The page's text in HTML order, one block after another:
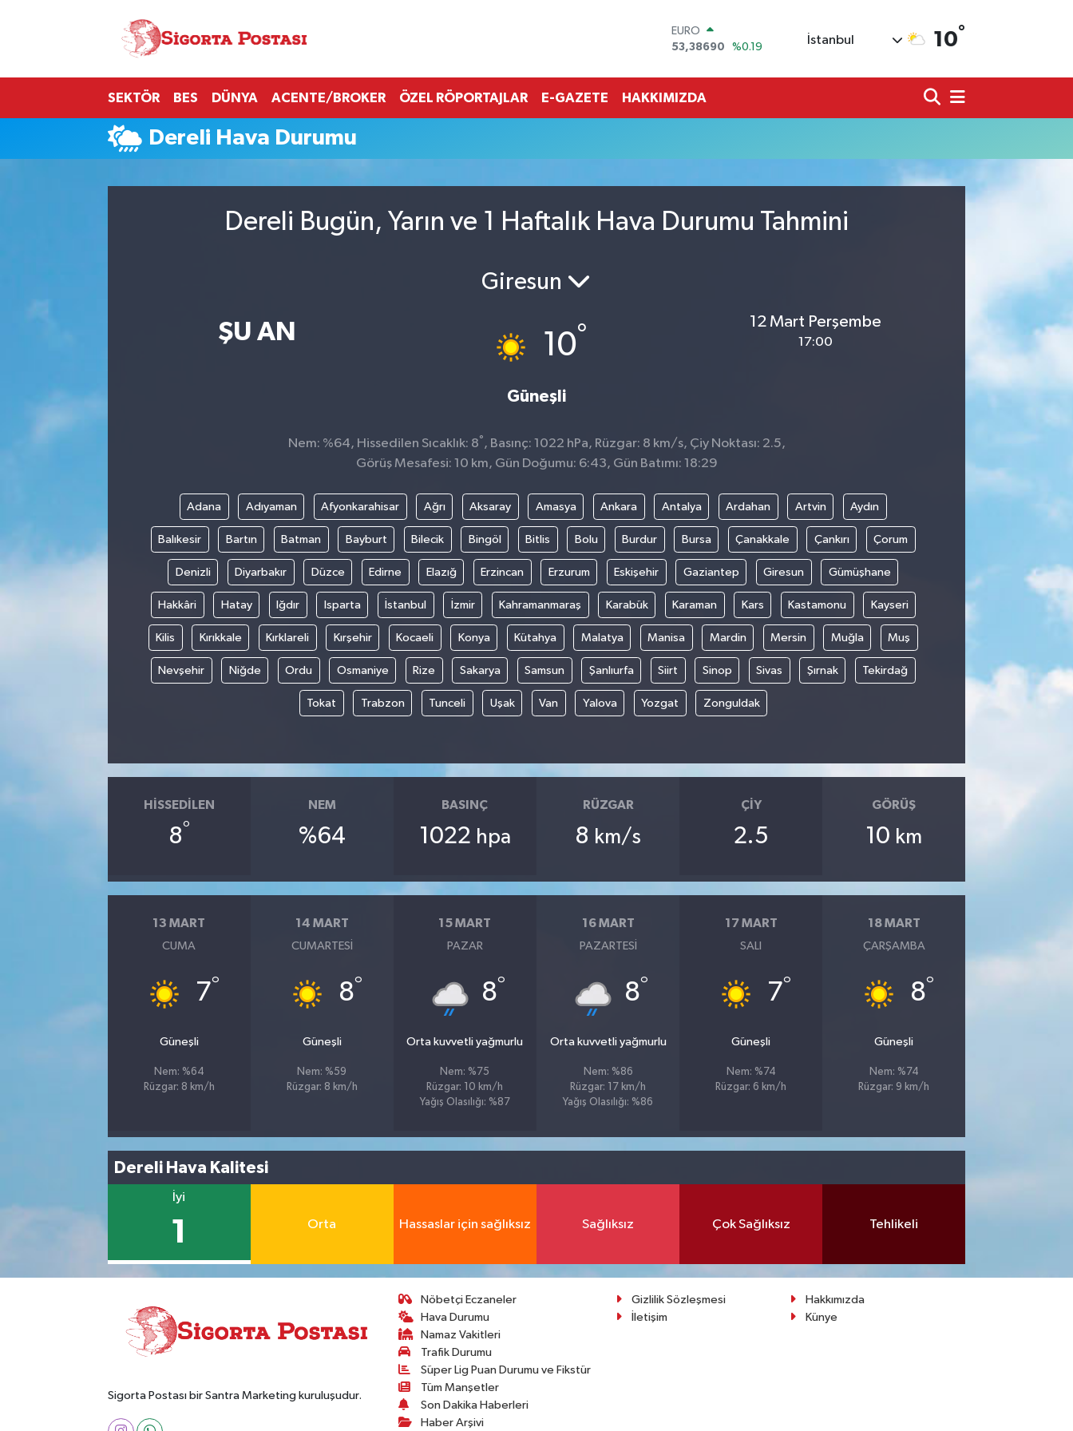
EURO
53,38690
%0.19
G.ALTIN
6862,09000
BİST100
DOLAR
İstanbul 10°
SEKTÖR BES DÜNYA ACENTE/BROKER ÖZEL RÖPORTAJLAR E-GAZETE HAKKIMIZDA
Dereli Hava Durumu
Dereli Bugün, Yarın ve 1 Haftalık Hava Durumu Tahmini
ŞU AN
Giresun
10°
Güneşli
12 Mart Perşembe
17:00
Nem: %64, Hissedilen Sıcaklık: 8° , Basınç: 1022 hPa, Rüzgar: 8 km/s, Çiy Noktası: 2.5,
Görüş Mesafesi: 10 km, Gün Doğumu: 6:43, Gün Batımı: 18:29
Adana Adıyaman Afyonkarahisar Ağrı Aksaray Amasya Ankara Antalya Ardahan Artvin Aydın
Balıkesir Bartın Batman Bayburt Bilecik Bingöl Bitlis Bolu Burdur Bursa Çanakkale Çankırı Çorum
Denizli Diyarbakır Düzce Edirne Elazığ Erzincan Erzurum Eskişehir Gaziantep Giresun Gümüşhane
Hakkâri Hatay Iğdır Isparta İstanbul İzmir Kahramanmaraş Karabük Karaman Kars Kastamonu Kayseri
Kilis Kırıkkale Kırklareli Kırşehir Kocaeli Konya Kütahya Malatya Manisa Mardin Mersin Muğla Muş
Nevşehir Niğde Ordu Osmaniye Rize Sakarya Samsun Şanlıurfa Siirt Sinop Sivas Şırnak Tekirdağ
Tokat Trabzon Tunceli Uşak Van Yalova Yozgat Zonguldak
HISSEDILEN
8°
NEM
%64
BASINÇ
1022 hpa
RÜZGAR
8 km/s
ÇIY
2.5
GÖRÜŞ
10 km
13 MART
CUMA
7°
Güneşli
Nem: %64
Rüzgar: 8 km/h
14 MART
CUMARTESI
8°
Güneşli
Nem: %59
Rüzgar: 8 km/h
15 MART
PAZAR
8°
Orta kuvvetli yağmurlu
Nem: %75
Rüzgar: 10 km/h
Yağış Olasılığı: %87
16 MART
PAZARTESI
8°
Orta kuvvetli yağmurlu
Nem: %86
Rüzgar: 17 km/h
Yağış Olasılığı: %86
17 MART
SALI
7°
Güneşli
Nem: %74
Rüzgar: 6 km/h
18 MART
ÇARŞAMBA
8°
Güneşli
Nem: %74
Rüzgar: 9 km/h
Dereli Hava Kalitesi
İyi
1 Orta Hassaslar için sağlıksız Sağlıksız Çok Sağlıksız Tehlikeli
Sigorta Postası bir Santra Marketing kuruluşudur.
Nöbetçi Eczaneler
Hava Durumu
Namaz Vakitleri
Trafik Durumu
Süper Lig Puan Durumu ve Fikstür
Tüm Manşetler
Son Dakika Haberleri
Haber Arşivi
Gizlilik Sözleşmesi
Hakkımızda
İletişim
Künye
Nöbetçi Eczaneler
Hava Durumu
Namaz Vakitleri
Süper Lig Puan Durumu ve Fikstür